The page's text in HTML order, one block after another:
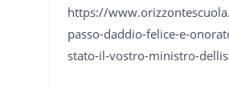
https://
passo-daddio-felice-e-
stato-il-vostro-ministro-